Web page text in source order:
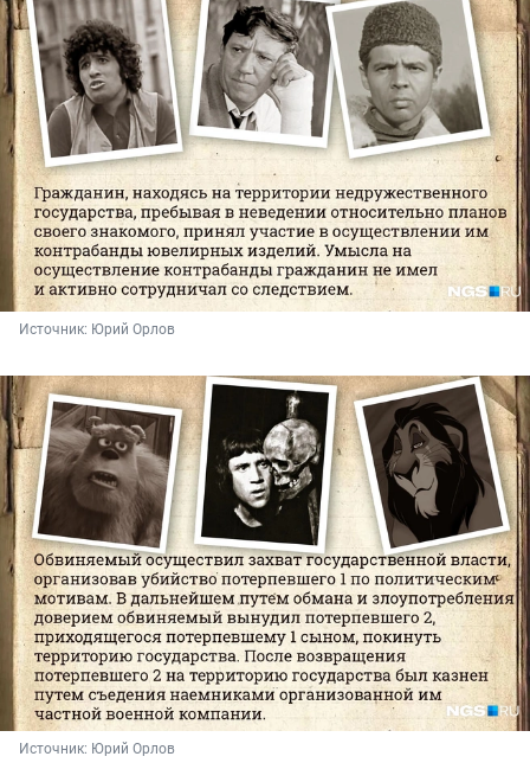
Источник: Юрий Орлов
Источник: Юрий Орлов